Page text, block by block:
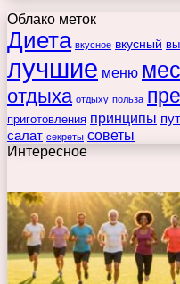
Облако меток
Диета вкусное вкусный
лучшие меню
отдыха отдыху польза
приготовления принципы
салат секреты советы
Интересное